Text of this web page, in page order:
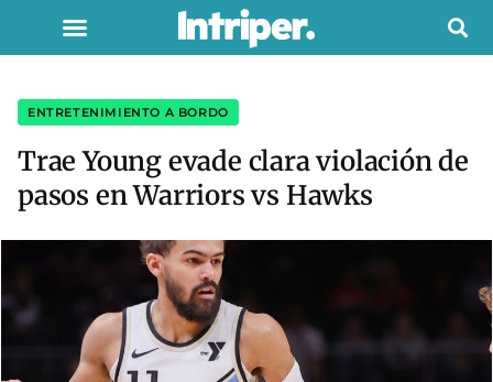
ENTRETENIMIENTO A BORDO
Trae Young evade clara violación de
pasos en Warriors vs Hawks